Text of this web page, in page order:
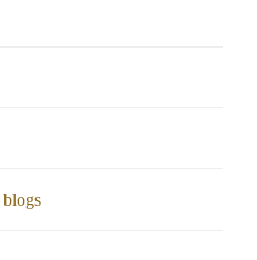
blogs